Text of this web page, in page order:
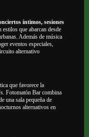
íntimos, sesiones
estilos que abarcan desde
Además de música
eventos especiales,
alternativo
que favorece la
Fotomatón Bar combina
una sala pequeña de
alternativos en